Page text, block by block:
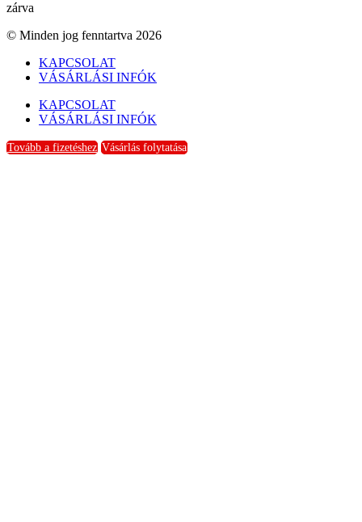
zárva
© Minden jog fenntartva 2026
KAPCSOLAT
VÁSÁRLÁSI INFÓK
KAPCSOLAT
VÁSÁRLÁSI INFÓK
Tovább a fizetéshez Vásárlás folytatása